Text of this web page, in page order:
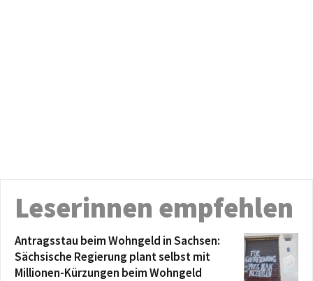
Leserinnen empfehlen
Antragsstau beim Wohngeld in Sachsen:
Sächsische Regierung plant selbst mit
Millionen-Kürzungen beim Wohngeld